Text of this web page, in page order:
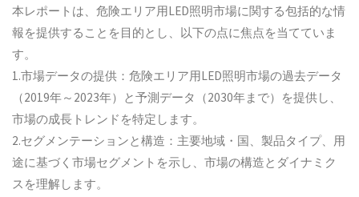
本レポートは、危険エリア用LED照明市場に関する包括的な情
報を提供することを目的とし、以下の点に焦点を当てていま
す。
1.市場データの提供：危険エリア用LED照明市場の過去データ
（2019年～2023年）と予測データ（2030年まで）を提供し、
市場の成長トレンドを特定します。
2.セグメンテーションと構造：主要地域・国、製品タイプ、用
途に基づく市場セグメントを示し、市場の構造とダイナミク
スを理解します。